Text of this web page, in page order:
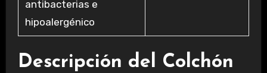
antibacterias e
hipoalergénico
Descripción del Colchón